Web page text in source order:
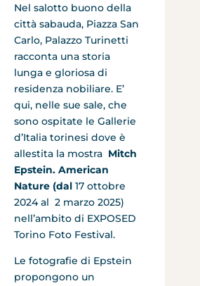
Nel salotto buono della
città sabauda, Piazza San
Carlo, Palazzo Turinetti
racconta una storia
lunga e gloriosa di
residenza nobiliare. E’
qui, nelle sue sale, che
sono ospitate le Gallerie
d’Italia torinesi dove è
allestita la mostra Mitch
Epstein. American
Nature (dal 17 ottobre
2024 al 2 marzo 2025)
nell’ambito di EXPOSED
Torino Foto Festival.
Le fotografie di Epstein
propongono un